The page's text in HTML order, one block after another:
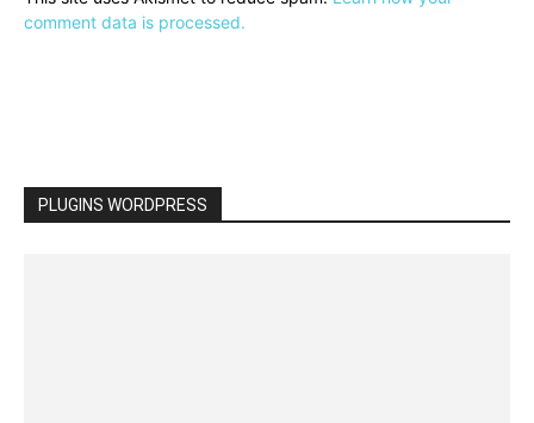
comment data is processed.
PLUGINS WORDPRESS